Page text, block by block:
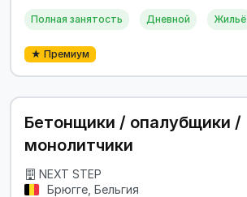
Полная занятость Дневной Жильё
★ Премиум
Бетонщики / опалубщики /
монолитчики
NEXT STEP
Брюгге, Бельгия